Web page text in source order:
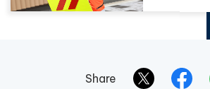
Share